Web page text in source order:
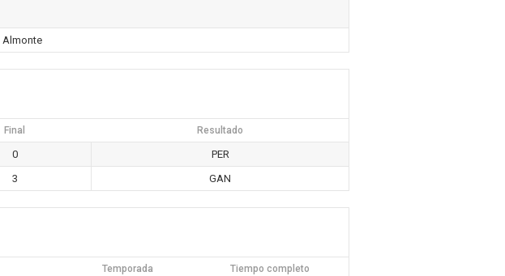
Almonte
Final Resultado
0
PER
3 GAN
Temporada Tiempo completo